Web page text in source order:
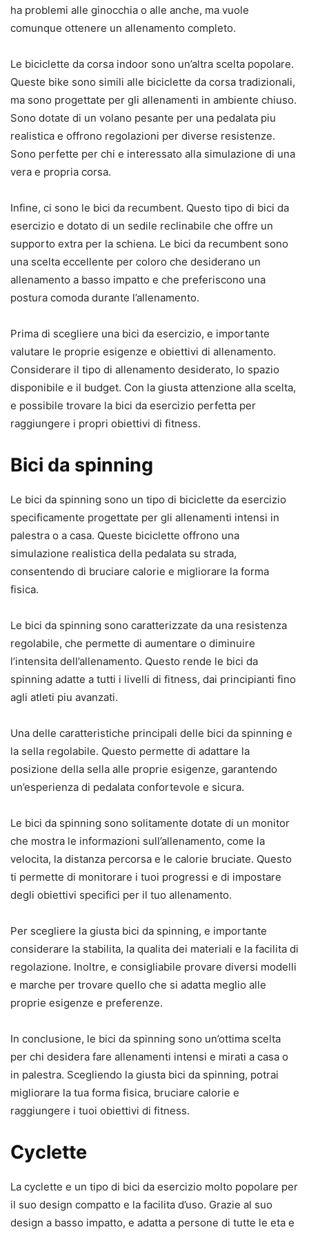
ha problemi alle ginocchia o alle anche, ma vuole
comunque ottenere un allenamento completo.
Le biciclette da corsa indoor sono un’altra scelta popolare.
Queste bike sono simili alle biciclette da corsa tradizionali,
ma sono progettate per gli allenamenti in ambiente chiuso.
Sono dotate di un volano pesante per una pedalata piu
realistica e offrono regolazioni per diverse resistenze.
Sono perfette per chi e interessato alla simulazione di una
vera e propria corsa.
Infine, ci sono le bici da recumbent. Questo tipo di bici da
esercizio e dotato di un sedile reclinabile che offre un
supporto extra per la schiena. Le bici da recumbent sono
una scelta eccellente per coloro che desiderano un
allenamento a basso impatto e che preferiscono una
postura comoda durante l’allenamento.
Prima di scegliere una bici da esercizio, e importante
valutare le proprie esigenze e obiettivi di allenamento.
Considerare il tipo di allenamento desiderato, lo spazio
disponibile e il budget. Con la giusta attenzione alla scelta,
e possibile trovare la bici da esercizio perfetta per
raggiungere i propri obiettivi di fitness.
Bici da spinning
Le bici da spinning sono un tipo di biciclette da esercizio
specificamente progettate per gli allenamenti intensi in
palestra o a casa. Queste biciclette offrono una
simulazione realistica della pedalata su strada,
consentendo di bruciare calorie e migliorare la forma
fisica.
Le bici da spinning sono caratterizzate da una resistenza
regolabile, che permette di aumentare o diminuire
l’intensita dell’allenamento. Questo rende le bici da
spinning adatte a tutti i livelli di fitness, dai principianti fino
agli atleti piu avanzati.
Una delle caratteristiche principali delle bici da spinning e
la sella regolabile. Questo permette di adattare la
posizione della sella alle proprie esigenze, garantendo
un’esperienza di pedalata confortevole e sicura.
Le bici da spinning sono solitamente dotate di un monitor
che mostra le informazioni sull’allenamento, come la
velocita, la distanza percorsa e le calorie bruciate. Questo
ti permette di monitorare i tuoi progressi e di impostare
degli obiettivi specifici per il tuo allenamento.
Per scegliere la giusta bici da spinning, e importante
considerare la stabilita, la qualita dei materiali e la facilita di
regolazione. Inoltre, e consigliabile provare diversi modelli
e marche per trovare quello che si adatta meglio alle
proprie esigenze e preferenze.
In conclusione, le bici da spinning sono un’ottima scelta
per chi desidera fare allenamenti intensi e mirati a casa o
in palestra. Scegliendo la giusta bici da spinning, potrai
migliorare la tua forma fisica, bruciare calorie e
raggiungere i tuoi obiettivi di fitness.
Cyclette
La cyclette e un tipo di bici da esercizio molto popolare per
il suo design compatto e la facilita d’uso. Grazie al suo
design a basso impatto, e adatta a persone di tutte le eta e